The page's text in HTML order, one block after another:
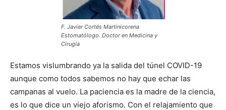
F. Javier Cortés Martinicorena
Estomatólogo. Doctor en Medicina y
Cirugía
Estamos vislumbrando ya la salida del túnel COVID-19
aunque como todos sabemos no hay que echar las
campanas al vuelo. La paciencia es la madre de la ciencia,
es lo que dice un viejo aforismo. Con el relajamiento que